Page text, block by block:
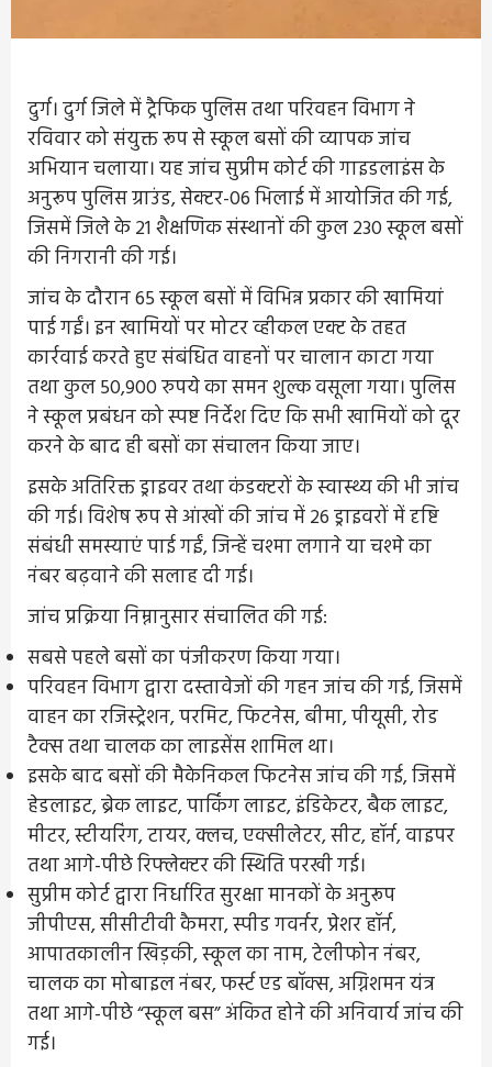
दुर्ग। दुर्ग जिले में ट्रैफिक पुलिस तथा परिवहन विभाग ने
रविवार को संयुक्त रूप से स्कूल बसों की व्यापक जांच
अभियान चलाया। यह जांच सुप्रीम कोर्ट की गाइडलाइंस के
अनुरूप पुलिस ग्राउंड, सेक्टर-06 भिलाई में आयोजित की गई,
जिसमें जिले के 21 शैक्षणिक संस्थानों की कुल 230 स्कूल बसों
की निगरानी की गई।
जांच के दौरान 65 स्कूल बसों में विभिन्न प्रकार की खामियां
पाई गईं। इन खामियों पर मोटर व्हीकल एक्ट के तहत
कार्रवाई करते हुए संबंधित वाहनों पर चालान काटा गया
तथा कुल 50,900 रुपये का समन शुल्क वसूला गया। पुलिस
ने स्कूल प्रबंधन को स्पष्ट निर्देश दिए कि सभी खामियों को दूर
करने के बाद ही बसों का संचालन किया जाए।
इसके अतिरिक्त ड्राइवर तथा कंडक्टरों के स्वास्थ्य की भी जांच
की गई। विशेष रूप से आंखों की जांच में 26 ड्राइवरों में दृष्टि
संबंधी समस्याएं पाई गईं, जिन्हें चश्मा लगाने या चश्मे का
नंबर बढ़वाने की सलाह दी गई।
जांच प्रक्रिया निम्नानुसार संचालित की गई:
सबसे पहले बसों का पंजीकरण किया गया।
परिवहन विभाग द्वारा दस्तावेजों की गहन जांच की गई, जिसमें
वाहन का रजिस्ट्रेशन, परमिट, फिटनेस, बीमा, पीयूसी, रोड
टैक्स तथा चालक का लाइसेंस शामिल था।
इसके बाद बसों की मैकेनिकल फिटनेस जांच की गई, जिसमें
हेडलाइट, ब्रेक लाइट, पार्किंग लाइट, इंडिकेटर, बैक लाइट,
मीटर, स्टीयरिंग, टायर, क्लच, एक्सीलेटर, सीट, हॉर्न, वाइपर
तथा आगे-पीछे रिफ्लेक्टर की स्थिति परखी गई।
सुप्रीम कोर्ट द्वारा निर्धारित सुरक्षा मानकों के अनुरूप
जीपीएस, सीसीटीवी कैमरा, स्पीड गवर्नर, प्रेशर हॉर्न,
आपातकालीन खिड़की, स्कूल का नाम, टेलीफोन नंबर,
चालक का मोबाइल नंबर, फर्स्ट एड बॉक्स, अग्निशमन यंत्र
तथा आगे-पीछे “स्कूल बस” अंकित होने की अनिवार्य जांच की
गई।